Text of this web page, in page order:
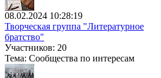
08.02.2024 10:28:19
Творческая группа "Литературное
братство"
Участников: 20
Тема: Сообщества по интересам